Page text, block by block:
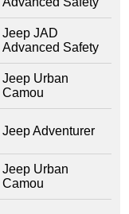
Jeep JAD
Advanced Safety
Jeep Urban
Camou
Jeep Adventurer
Jeep Urban
Camou